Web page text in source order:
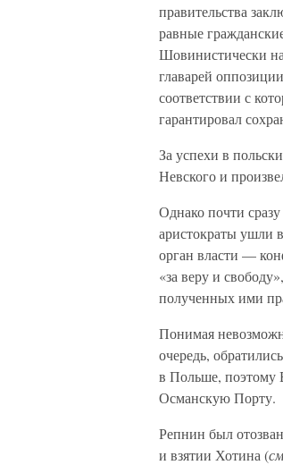
правительства
равные
Шовинистически
главарей
соответствии с
гарантировал
За успехи в
Невского и
Однако почти
аристократы ушли
орган власти —
«за веру и
полученных ими
Понимая
очередь,
в Польше, поэтому
Османскую Порту.
Репнин был
и взятии Хотина (